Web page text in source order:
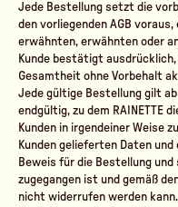
Jede Bestellung setzt die
den vorliegenden AGB
erwähnten, erwähnten oder
Kunde bestätigt ausdrücklich,
Gesamtheit ohne Vorbehalt
Jede gültige Bestellung gilt
endgültig, zu dem RAINETTE
Kunden in irgendeiner Weise
Kunden gelieferten Daten
Beweis für die Bestellung und
zugegangen ist und gemäß
nicht widerrufen werden kann.